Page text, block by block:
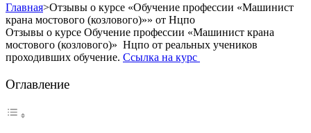
Главная>Отзывы о курсе «Обучение профессии «Машинист
крана мостового (козлового)»» от Нцпо
Отзывы о курсе Обучение профессии «Машинист крана
мостового (козлового)» Нцпо от реальных учеников
проходивших обучение. Ссылка на курс
Оглавление